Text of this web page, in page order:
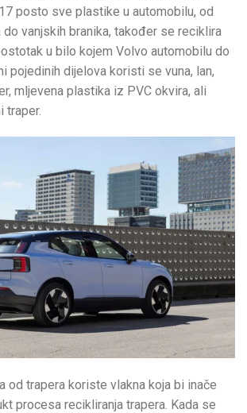
posto sve plastike u automobilu, od
do vanjskih branika, također se reciklira
u bilo kojem Volvo automobilu do
pojedinih dijelova koristi se vuna, lan,
mljevena plastika iz PVC okvira, ali
traper.
od trapera koriste vlakna koja bi inače
procesa recikliranja trapera. Kada se